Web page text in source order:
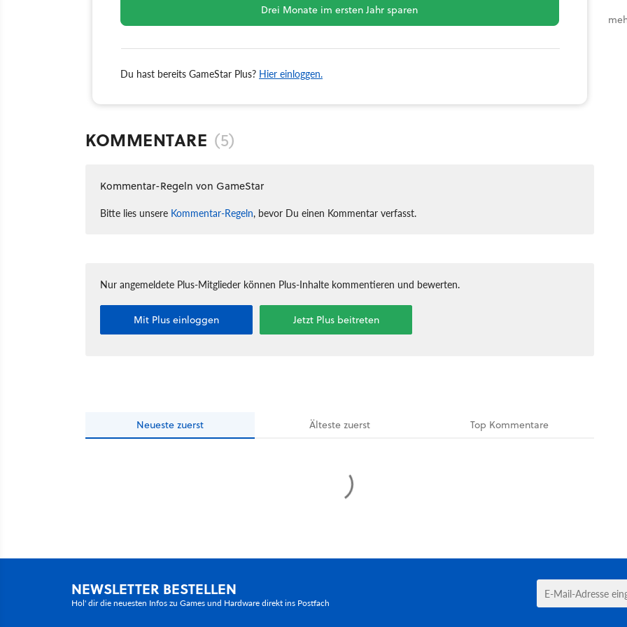
Drei Monate im ersten Jahr sparen
Du hast bereits GameStar Plus? Hier einloggen.
KOMMENTARE (5)
Kommentar-Regeln von GameStar
Bitte lies unsere Kommentar-Regeln, bevor Du einen Kommentar verfasst.
Nur angemeldete Plus-Mitglieder können Plus-Inhalte kommentieren und bewerten.
Mit Plus einloggen Jetzt Plus beitreten
Neueste zuerst Ältestezuerst Top Kommentare
NEWSLETTER BESTELLEN
Hol' dir die neuesten Infos zu Games und Hardware direkt ins Postfach